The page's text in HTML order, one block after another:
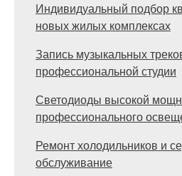
Индивидуальный подбор
новых жилых комплексах
Запись музыкальных
профессиональной студии
Светодиоды высокой
профессионального
Ремонт холодильников и
обслуживание